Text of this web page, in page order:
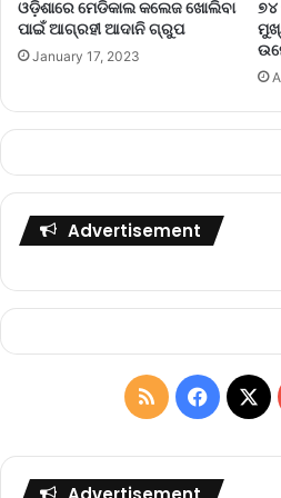
ଓଡ଼ିଶାରେ ମେଡିକାଲ କଲେଜ ଖୋଲିବା
ପାଇଁ ଆଗ୍ରହୀ ଆଦାନି ଗ୍ରୁପ
January 17, 2023
୭୪
Advertisement
R
S
F
c
X